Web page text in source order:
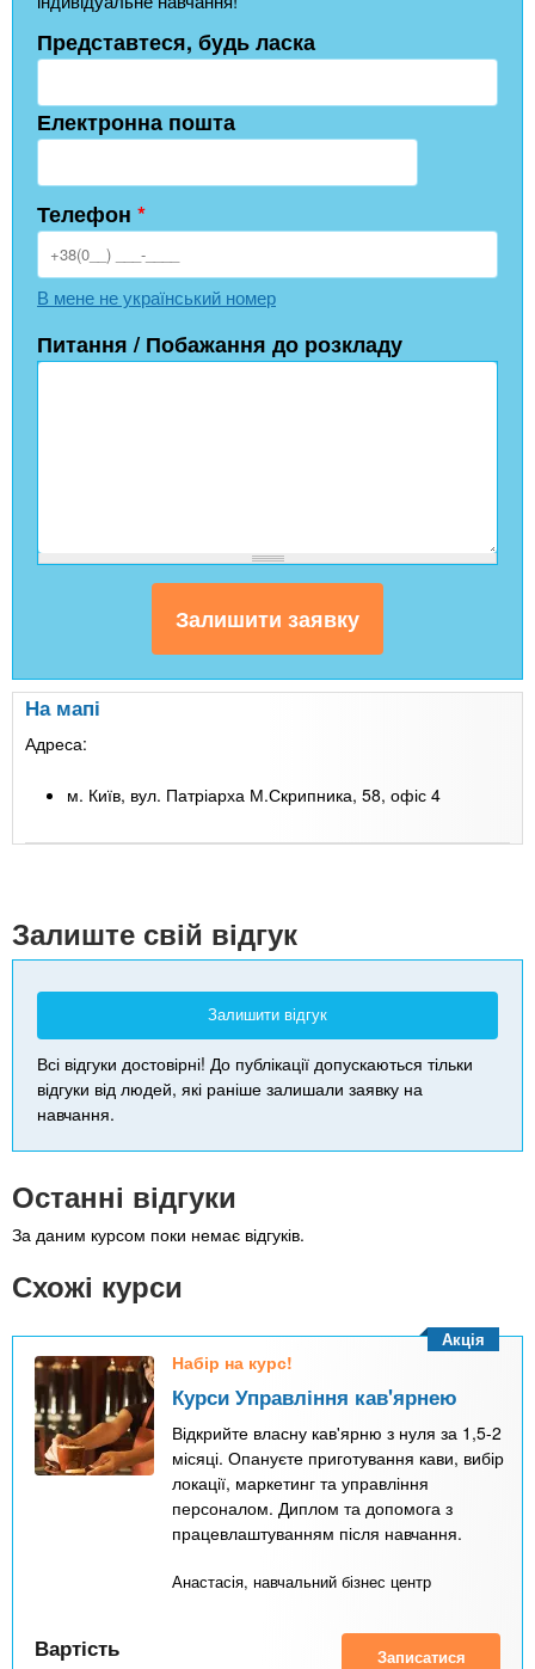
Представтеся, будь ласка
Електронна пошта
Телефон *
В мене не український номер
Питання / Побажання до розкладу
На мапі
Адреса:
м. Київ, вул. Патріарха М.Скрипника, 58, офіс 4
Залиште свій відгук
Залишити відгук
Всі відгуки достовірні! До публікації допускаються тільки
відгуки від людей, які раніше залишали заявку на
навчання.
Останні відгуки
За даним курсом поки немає відгуків.
Схожі курси
Набір на курс!
Курси Управління кав'ярнею
Відкрийте власну кав'ярню з нуля за 1,5-2
місяці. Опануєте приготування кави, вибір
локації, маркетинг та управління
персоналом. Диплом та допомога з
працевлаштуванням після навчання.
Анастасія, навчальний бізнес центр
Акція
Вартість Записатися